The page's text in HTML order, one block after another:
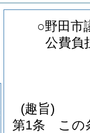
○野田市
公費負
(趣旨)
第1条
この